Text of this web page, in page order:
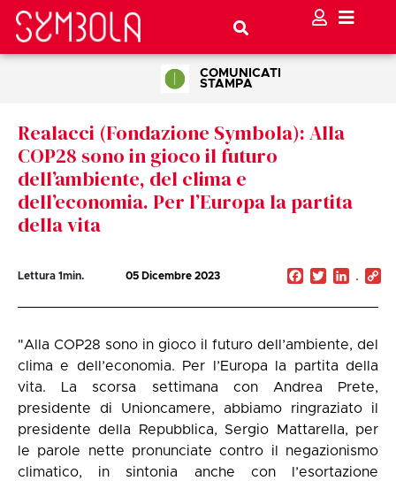
COMUNICATI
STAMPA
Realacci (Fondazione Symbola): Alla
COP28 sono in gioco il futuro
dell’ambiente, del clima e
dell’economia. Per l’Europa la partita
della vita
Lettura 1min. 05 Dicembre 2023 Facebook
Twitter
"Alla COP28 sono in gioco il futuro dell’ambiente, del
clima e dell’economia. Per l’Europa la partita della
vita. La scorsa settimana con Andrea Prete,
presidente di Unioncamere, abbiamo ringraziato il
presidente della Repubblica, Sergio Mattarella, per
le parole nette pronunciate contro il negazionismo
climatico, in sintonia anche con l’esortazione